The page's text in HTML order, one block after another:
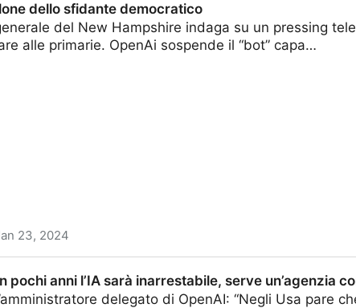
dello sfidante democratico
del New Hampshire indaga su un pressing
alle primarie. OpenAi sospende il “bot” capa…
23, 2024
pochi anni l’IA sarà inarrestabile, serve un’agenzia
delegato di OpenAI: “Negli Usa pare